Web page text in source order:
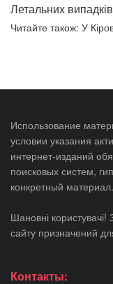
Летальних
Читайте також: У
Использование
условии указания
интернет-изданий
поисковых систем,
конкретный материал.
Шановні
сайту призначений
Контакты: